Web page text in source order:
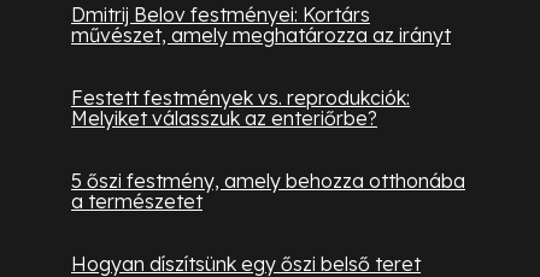
Dmitrij Belov festményei: Kortárs
művészet, amely meghatározza az irányt
Festett festmények vs. reprodukciók:
Melyiket válasszuk az enteriőrbe?
5 őszi festmény, amely behozza otthonába
a természetet
Hogyan díszítsünk egy őszi belső teret